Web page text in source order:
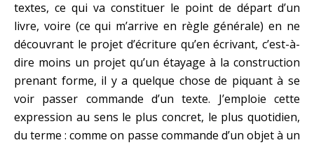
textes, ce qui va constituer le point de départ d’un
livre, voire (ce qui m’arrive en règle générale) en ne
découvrant le projet d’écriture qu’en écrivant, c’est-à-
dire moins un projet qu’un étayage à la construction
prenant forme, il y a quelque chose de piquant à se
voir passer commande d’un texte. J’emploie cette
expression au sens le plus concret, le plus quotidien,
du terme : comme on passe commande d’un objet à un